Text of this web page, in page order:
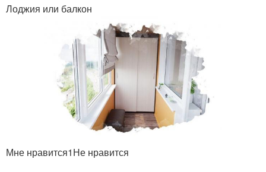
Лоджия или балкон
Мне нравится1Не нравится